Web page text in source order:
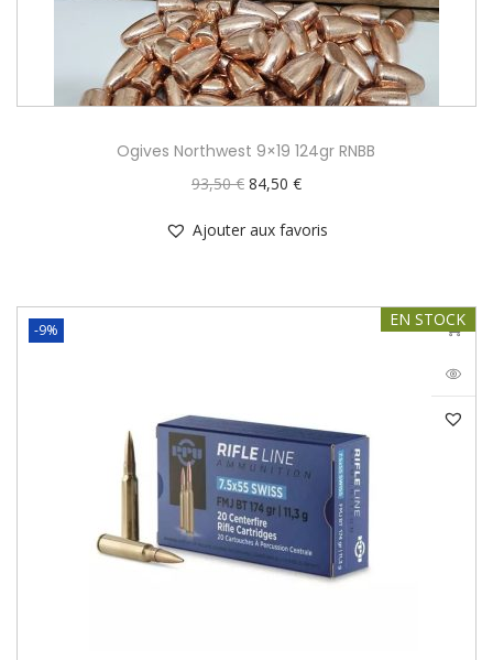
Ogives Northwest 9×19 124gr RNBB
93,50€ 84,50 €
Ajouter aux favoris
EN STOCK
-9%